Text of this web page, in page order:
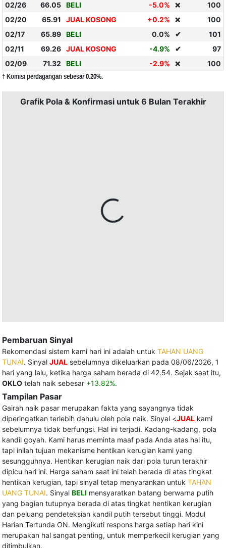
02/26
66.05 BELI -5.0% ❌
100
02/20
65.91 JUAL KOSONG +0.2% ❌
100
02/17
65.89 BELI 0.0% ✔
101
02/11
69.26 JUAL KOSONG -4.9% ✔
97
02/09
71.32 BELI -2.9% ❌ 100
† Komisi perdagangan sebesar 0.20%.
Grafik Pola & Konfirmasi untuk 6 Bulan Terakhir
Pembaruan Sinyal
Rekomendasi sistem kami hari ini adalah untuk TAHAN UANG
TUNAI. Sinyal JUAL sebelumnya dikeluarkan pada 08/06/2026, 1
hari yang lalu, ketika harga saham berada di 42.54. Sejak saat itu,
OKLO telah naik sebesar +13.82%.
Tampilan Pasar
Gairah naik pasar merupakan fakta yang sayangnya tidak
diperingatkan terlebih dahulu oleh pola naik. Sinyal <JUAL kami
sebelumnya tidak berfungsi. Hal ini terjadi. Kadang-kadang, pola
kandil goyah. Kami harus meminta maaf pada Anda atas hal itu,
tapi inilah tujuan mekanisme hentikan kerugian kami yang
sesungguhnya. Hentikan kerugian naik dari pola turun terakhir
dipicu hari ini. Harga saham saat ini telah berada di atas tingkat
hentikan kerugian, tapi sinyal tetap menyarankan untuk TAHAN
UANG TUNAI. Sinyal BELI mensyaratkan batang berwarna putih
yang bagian tutupnya berada di atas tingkat hentikan kerugian
dan peluang pendeteksian kandil putih tersebut tinggi. Modul
Harian Tertunda ON. Mengikuti respons harga setiap hari kini
merupakan hal sangat penting, untuk memperkecil kerugian yang
ditimbulkan.